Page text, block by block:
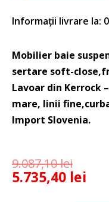
Informații livrare la:
Mobilier baie
sertare soft-
Lavoar din Kerrock
mare, linii
Import Slovenia.
9.087,10lei
5.735,40 lei